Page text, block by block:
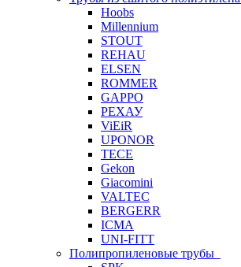
Hoobs
Millennium
STOUT
REHAU
ELSEN
ROMMER
GAPPO
РЕХАУ
ViEiR
UPONOR
TECE
Gekon
Giacomini
VALTEC
BERGERR
ICMA
UNI-FITT
Полипропиленовые трубы